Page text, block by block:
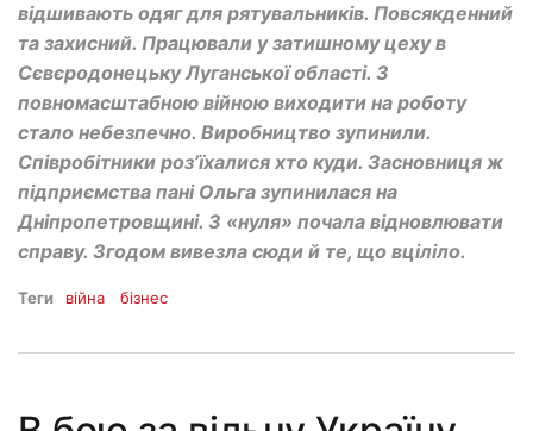
відшивають одяг для рятувальників. Повсякденний
та захисний. Працювали у затишному цеху в
Сєвєродонецьку Луганської області. З
повномасштабною війною виходити на роботу
стало небезпечно. Виробництво зупинили.
Співробітники роз’їхалися хто куди. Засновниця ж
підприємства пані Ольга зупинилася на
Дніпропетровщині. З «нуля» почала відновлювати
справу. Згодом вивезла сюди й те, що вціліло.
Теги війна бізнес